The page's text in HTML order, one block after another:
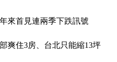
來首見連兩季下跌訊號
爽住3房、台北只能縮13坪